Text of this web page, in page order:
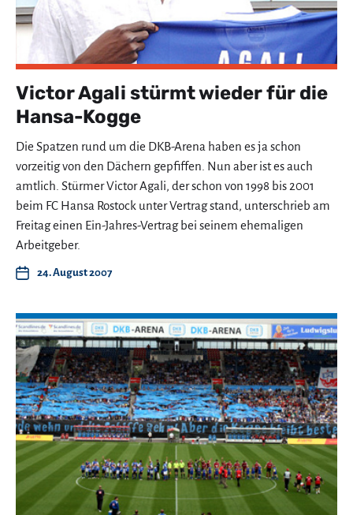
Victor Agali stürmt wieder für die
Hansa-Kogge
Die Spatzen rund um die DKB-Arena haben es ja schon
vorzeitig von den Dächern gepfiffen. Nun aber ist es auch
amtlich. Stürmer Victor Agali, der schon von 1998 bis 2001
beim FC Hansa Rostock unter Vertrag stand, unterschrieb am
Freitag einen Ein-Jahres-Vertrag bei seinem ehemaligen
Arbeitgeber.
24. August 2007